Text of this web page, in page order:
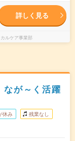
詳しく見る
ルケア事業部
が～く活躍
休み 残業なし